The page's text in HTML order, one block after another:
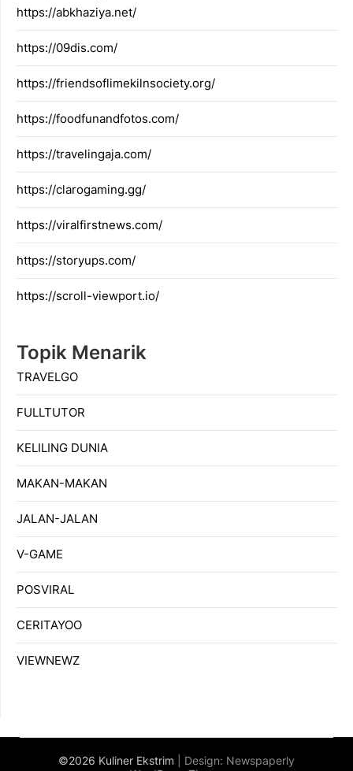
https://abkhaziya.net/
https://09dis.com/
https://friendsoflimekilnsociety.org/
https://foodfunandfotos.com/
https://travelingaja.com/
https://clarogaming.gg/
https://viralfirstnews.com/
https://storyups.com/
https://scroll-viewport.io/
Topik Menarik
TRAVELGO
FULLTUTOR
KELILING DUNIA
MAKAN-MAKAN
JALAN-JALAN
V-GAME
POSVIRAL
CERITAYOO
VIEWNEWZ
©2026 Kuliner Ekstrim | Design: Newspaperly